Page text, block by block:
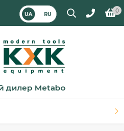
UA RU
0
дилер Metabo